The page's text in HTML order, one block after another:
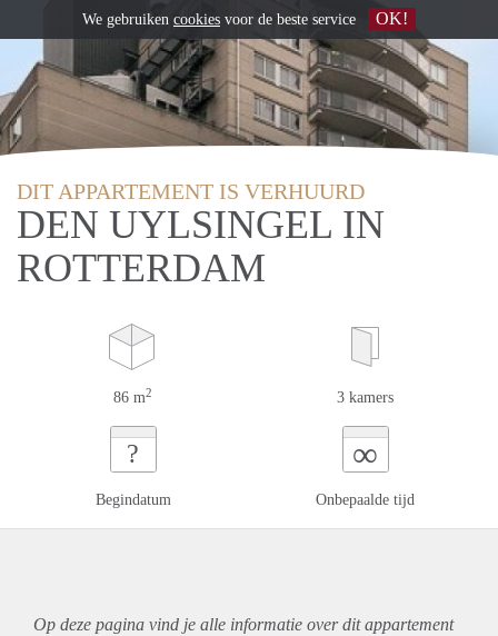
DIT APPARTEMENT IS VERHUURD
DEN UYLSINGEL IN
ROTTERDAM
86 m2 3 kamers
?
Begindatum
∞
Onbepaalde tijd
Op deze pagina vind je alle informatie over ditappartement
We gebruiken cookies voor de beste service OK!